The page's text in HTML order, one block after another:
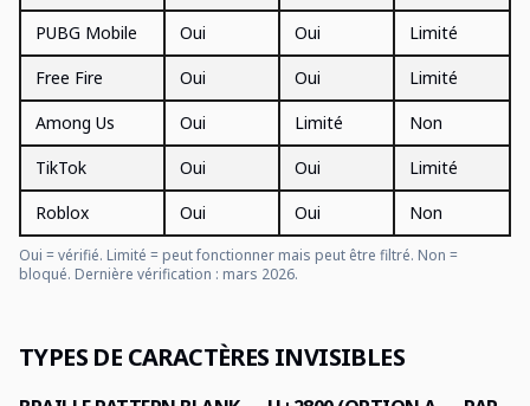
PUBG Mobile
Oui Oui
Limité
Free Fire
Oui Oui
Limité
Among Us
Oui Limité
Non
TikTok
Oui Oui
Limité
Roblox
Oui Oui Non
Oui = vérifié. Limité = peut fonctionner mais peut être filtré. Non =
bloqué. Dernière vérification : mars 2026.
TYPES DE CARACTÈRES INVISIBLES